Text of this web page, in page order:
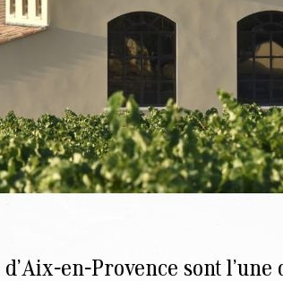
en-Provence sont l’une